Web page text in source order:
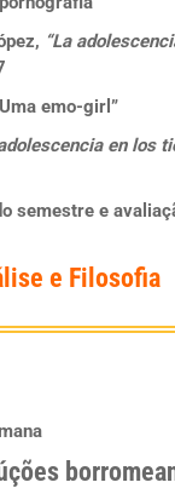
“La
emo-girl”
en los
semestre e
e Filosofia